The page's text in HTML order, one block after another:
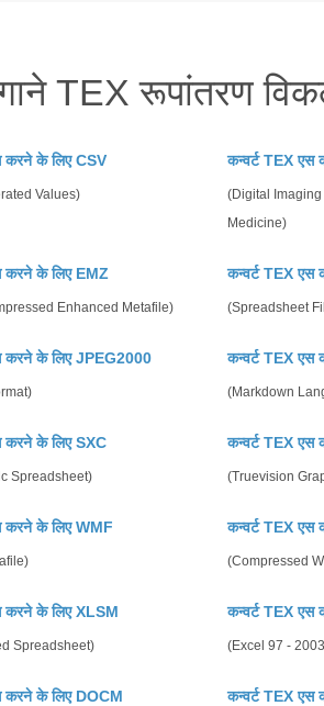
TEX रूपांतरण
करने के लिए CSV
Values)
कन्वर्ट TEX
(Digital
Medicine)
करने के लिए EMZ
Enhanced Metafile)
कन्वर्ट TEX एस
(Spreadsheet
करने के लिए JPEG2000 कन्वर्ट TEX एस
(Markdown
करने के लिए SXC
Spreadsheet)
कन्वर्ट TEX
(Truevision
करने के लिए WMF कन्वर्ट TEX एस
(Compressed
करने के लिए XLSM
Spreadsheet)
कन्वर्ट TEX एस
(Excel 97 -
करने के लिए DOCM कन्वर्ट TEX